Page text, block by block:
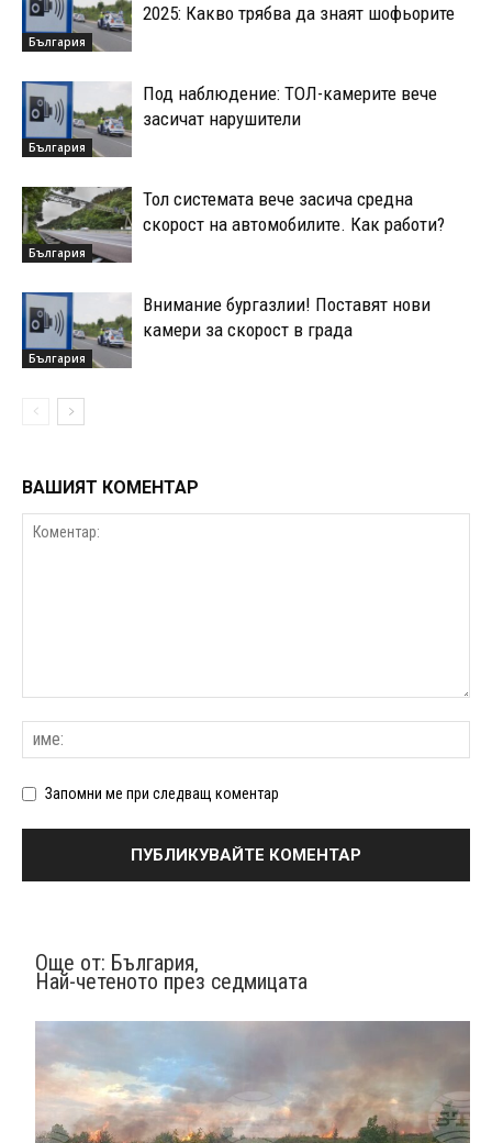
България
2025: Какво трябва да знаят шофьорите
България
Под наблюдение: ТОЛ-камерите вече
засичат нарушители
България
Тол системата вече засича средна
скорост на автомобилите. Как работи?
България
Внимание бургазлии! Поставят нови
камери за скорост в града
ВАШИЯТ КОМЕНТАР
Запомни ме при следващ коментар
Още от: България,
Най-четеното през седмицата